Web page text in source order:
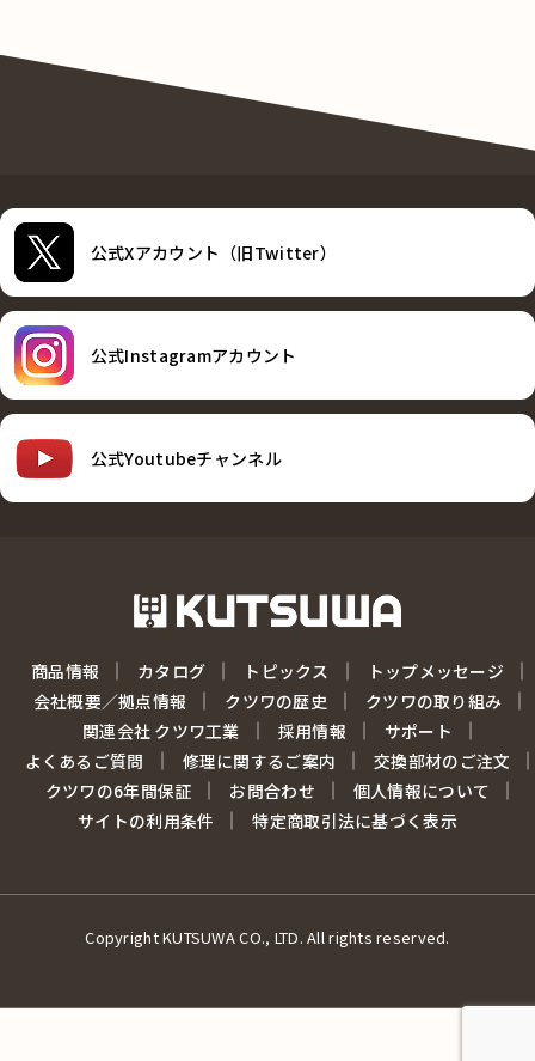
公式Xアカウント（旧Twitter）
公式Instagramアカウント
公式Youtubeチャンネル
商品情報 カタログ トピックス
トップメッセージ
会社概要／拠点情報
クツワの歴史
クツワの取り組み
関連会社 クツワ工業
採用情報
サポート
よくあるご質問
修理に関するご案内
交換部材のご注文
クツワの6年間保証
お問合わせ
個人情報について
サイトの利用条件
特定商取引法に基づく表示
Copyright KUTSUWA CO., LTD. All rights reserved.